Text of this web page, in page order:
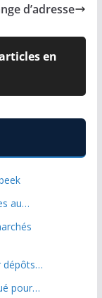
d’adresse
en
au…
dépôts…
pour…